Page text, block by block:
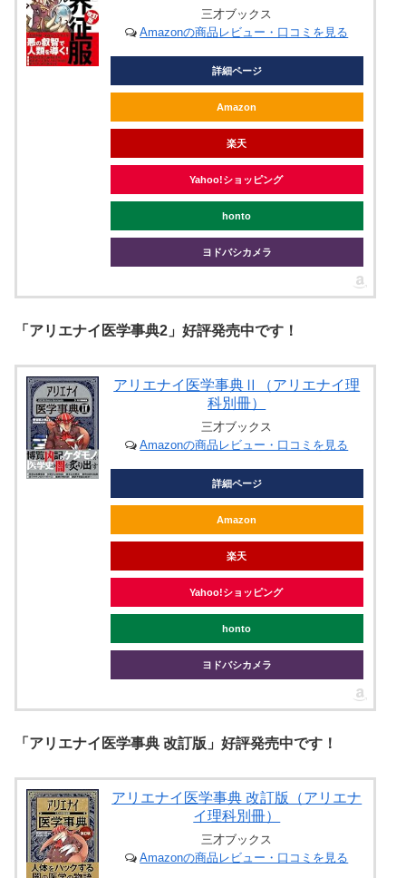
三才ブックス
Amazonの商品レビュー・口コミを見る
詳細ページ
Amazon
楽天
Yahoo!ショッピング
honto
ヨドバシカメラ
「アリエナイ医学事典2」好評発売中です！
アリエナイ医学事典Ⅱ（アリエナイ理
科別冊）
三才ブックス
Amazonの商品レビュー・口コミを見る
詳細ページ
Amazon
楽天
Yahoo!ショッピング
honto
ヨドバシカメラ
「アリエナイ医学事典 改訂版」好評発売中です！
アリエナイ医学事典 改訂版（アリエナ
イ理科別冊）
三才ブックス
Amazonの商品レビュー・口コミを見る